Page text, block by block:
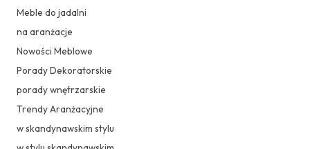
Meble do jadalni
na aranżacje
Nowości Meblowe
Porady Dekoratorskie
porady wnętrzarskie
Trendy Aranżacyjne
w skandynawskim stylu